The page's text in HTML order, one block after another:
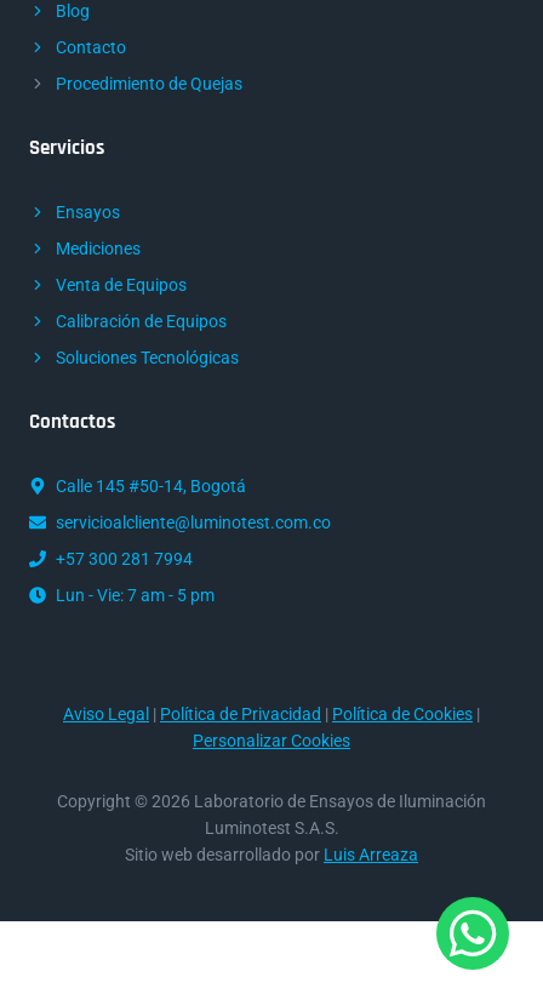
Blog
Contacto
Procedimiento de Quejas
Servicios
Ensayos
Mediciones
Venta de Equipos
Calibración de Equipos
Soluciones Tecnológicas
Contactos
Calle 145 #50-14, Bogotá
servicioalcliente@luminotest.com.co
+57 300 281 7994
Lun - Vie: 7 am - 5 pm
Aviso Legal | Política de Privacidad | Política de Cookies |
Personalizar Cookies
Copyright © 2026 Laboratorio de Ensayos de Iluminación
Luminotest S.A.S.
Sitio web desarrollado por Luis Arreaza